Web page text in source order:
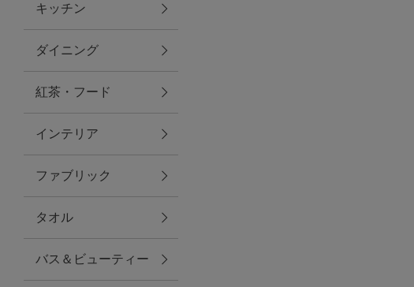
トラベルグッズ
ランチ
バッグ
キッチン・ダイニング
ダイニング
キッチン
ダイニング
紅茶・フード
インテリア
ファブリック
タオル
バス＆ビューティー